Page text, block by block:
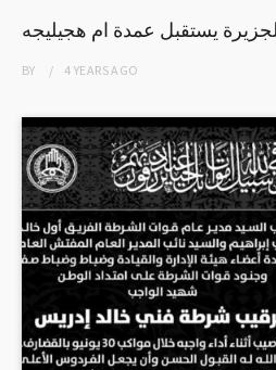
يستقبل عمدة ام هجيليجه
BY 4 YEARSAGO